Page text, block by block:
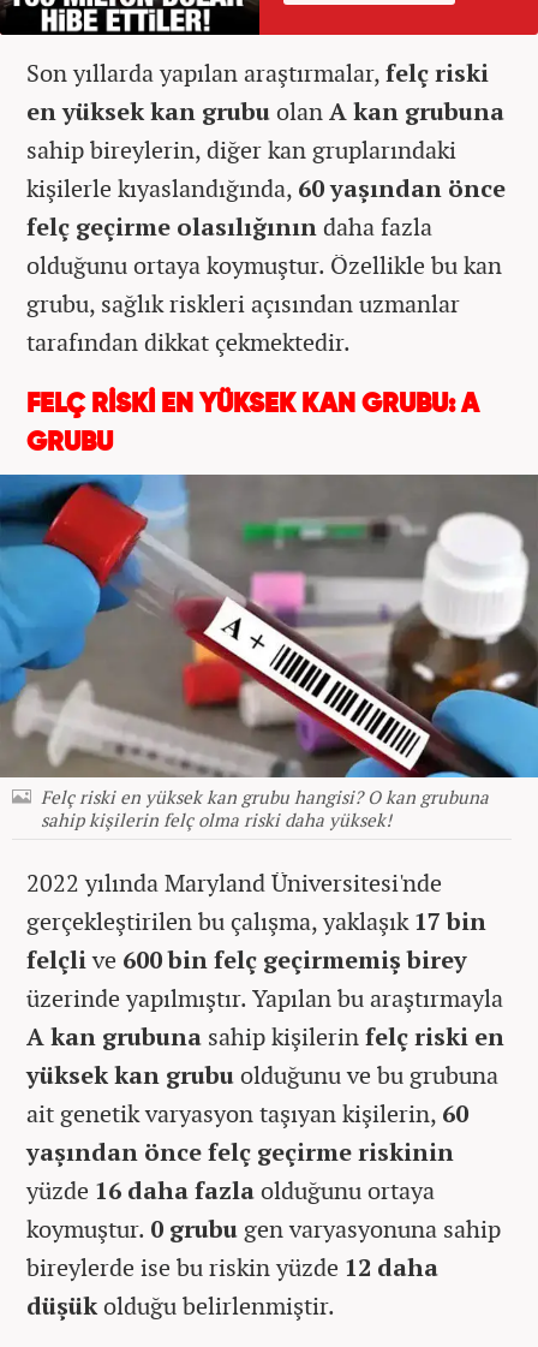
Son yıllarda yapılan araştırmalar,felç riski
en yüksek kan grubuolanA kan grubuna
sahip bireylerin, diğer kan gruplarındaki
kişilerle kıyaslandığında, 60 yaşından önce
felç geçirme olasılığınındaha fazla
olduğunu ortaya koymuştur. Özellikle bu kan
grubu, sağlık riskleri açısından uzmanlar
tarafından dikkat çekmektedir.
FELÇ RİSKİ EN YÜKSEK KAN GRUBU: A
GRUBU
Felç riski en yüksek kan grubu hangisi? O kan grubuna
sahip kişilerin felç olma riski daha yüksek!
2022 yılında Maryland Üniversitesi'nde
gerçekleştirilen bu çalışma, yaklaşık17 bin
felçlive 600 bin felç geçirmemiş birey
üzerinde yapılmıştır. Yapılan bu araştırmayla
A kan grubuna sahip kişilerinfelç riski en
yüksek kan grubuolduğunu ve bu grubuna
ait genetik varyasyon taşıyan kişilerin, 60
yaşından önce felç geçirme riskinin
yüzde 16 daha fazlaolduğunu ortaya
koymuştur. 0 grubu gen varyasyonuna sahip
bireylerde ise bu riskin yüzde 12 daha
düşükolduğu belirlenmiştir.